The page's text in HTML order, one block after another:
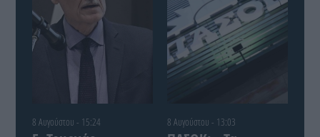
8 Αυγούστου - 15:24 8 Αυγούστου - 13:03